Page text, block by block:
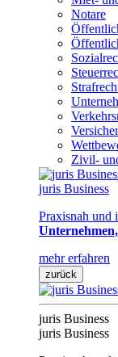
Notare
Zivil-
juris Business
Praxisnah und
mehr erfahren
zurück
juris Business
juris Business